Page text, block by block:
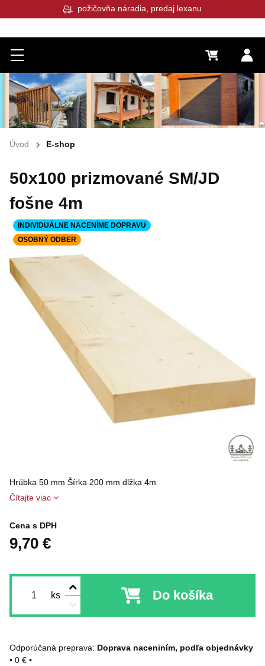
Menu 0 €
požičovňa náradia, predaj lexanu
Úvod E-shop
50x100 prizmované SM/JD
fošne 4m
Hrúbka 50 mm Šírka 200 mm dlžka 4m
Čítajte viac
INDIVIDUÁLNE NACENÍME DOPRAVU
OSOBNÝ ODBER
Cena s DPH
9,70 €
ks Do košíka
Doprava naceniním, podľa objednávky
• 0 € •